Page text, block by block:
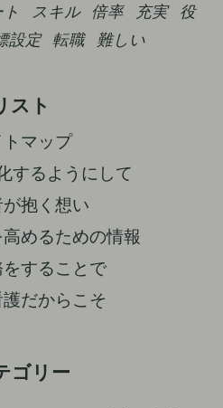
スキル 倍率 充実
役
設定 転職 難しい
スト
マップ
するようにして
抱く想い
めるための情報
することで
だからこそ
ゴリー